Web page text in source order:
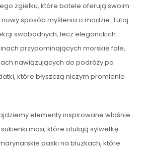
zgiełku, które botele oferują swoim
sposób myślenia o modzie. Tutaj
swobodnych, lecz eleganckich.
przypominających morskie fale,
nawiązujących do podróży po
które błyszczą niczym promienie
elementy inspirowane właśnie
maxi, które otulają sylwetkę
paski na bluzkach, które